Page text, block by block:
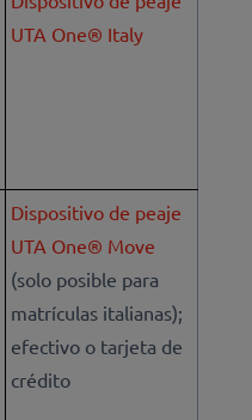
UTA One® Italy
Dispositivo de peaje
UTA One® Move
(solo posible para
matrículas italianas);
efectivo o tarjeta de
crédito